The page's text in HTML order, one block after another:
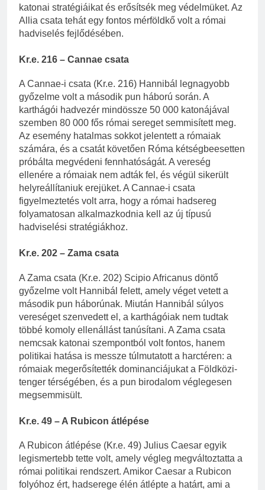
katonai stratégiáikat és erősítsék meg védelmüket. Az
Allia csata tehát egy fontos mérföldkő volt a római
hadviselés fejlődésében.
Kr.e. 216 – Cannae csata
A Cannae-i csata (Kr.e. 216) Hannibál legnagyobb
győzelme volt a második pun háború során. A
karthágói hadvezér mindössze 50 000 katonájával
szemben 80 000 fős római sereget semmisített meg.
Az esemény hatalmas sokkot jelentett a rómaiak
számára, és a csatát követően Róma kétségbeesetten
próbálta megvédeni fennhatóságát. A vereség
ellenére a rómaiak nem adták fel, és végül sikerült
helyreállítaniuk erejüket. A Cannae-i csata
figyelmeztetés volt arra, hogy a római hadsereg
folyamatosan alkalmazkodnia kell az új típusú
hadviselési stratégiákhoz.
Kr.e. 202 – Zama csata
A Zama csata (Kr.e. 202) Scipio Africanus döntő
győzelme volt Hannibál felett, amely véget vetett a
második pun háborúnak. Miután Hannibál súlyos
vereséget szenvedett el, a karthágóiak nem tudtak
többé komoly ellenállást tanúsítani. A Zama csata
nemcsak katonai szempontból volt fontos, hanem
politikai hatása is messze túlmutatott a harctéren: a
rómaiak megerősítették dominanciájukat a Földközi-
tenger térségében, és a pun birodalom véglegesen
megsemmisült.
Kr.e. 49 – A Rubicon átlépése
A Rubicon átlépése (Kr.e. 49) Julius Caesar egyik
legismertebb tette volt, amely végleg megváltoztatta a
római politikai rendszert. Amikor Caesar a Rubicon
folyóhoz ért, hadserege élén átlépte a határt, ami a